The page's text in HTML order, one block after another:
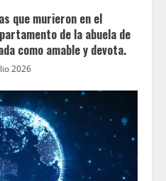
que murieron en el
de la abuela de
como amable y devota.
2026